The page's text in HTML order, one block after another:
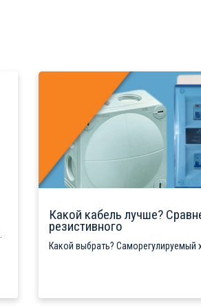
Какой кабель лучше?
резистивного
Какой выбрать? Саморегулируемый